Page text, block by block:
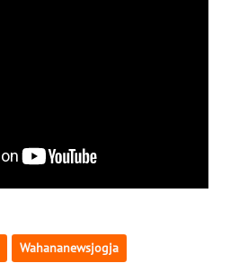
Wahananewsjogja